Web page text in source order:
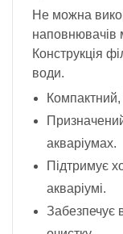
Не можна
наповнювачів
Конструкція
води.
Компактний,
акваріумах.
Підтримує
акваріумі.
Забезпечує